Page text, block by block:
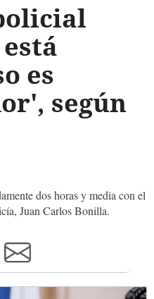
es
según
dos horas y media con el
Juan Carlos Bonilla.